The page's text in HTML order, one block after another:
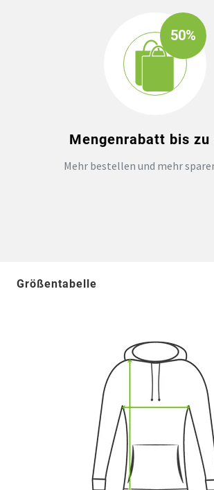
50%
Mengenrabatt bis zu
Mehr bestellen und mehr
Größentabelle